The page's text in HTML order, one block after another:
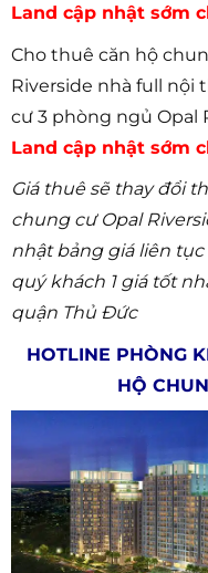
Land cập nhật sớm
Cho thuê căn hộ
Riverside nhà full nội
cư 3 phòng ngủ Opal
Land cập nhật sớm
Giá thuê sẽ thay đổi
chung cư Opal
nhật bảng giá liên
quý khách 1 giá tốt
quận Thủ Đức
HOTLINE PHÒNG
HỘ